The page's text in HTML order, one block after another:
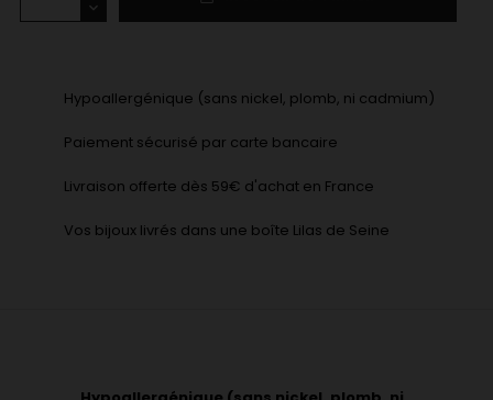
Hypoallergénique (sans nickel, plomb, ni cadmium)
Paiement sécurisé par carte bancaire
Livraison offerte dès 59€ d'achat en France
Vos bijoux livrés dans une boîte Lilas de Seine